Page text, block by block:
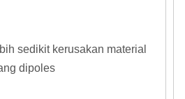
sedikit kerusakan material
dipoles